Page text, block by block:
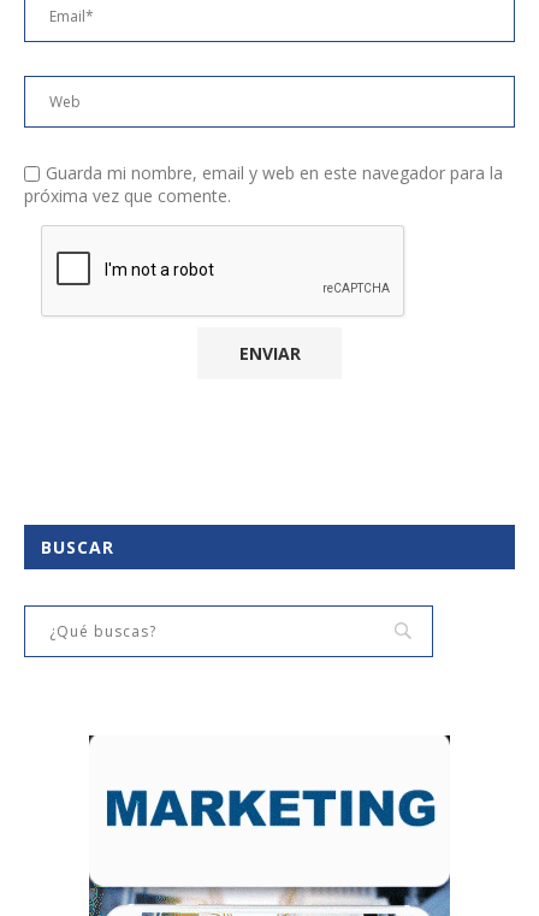
Guarda mi nombre, email y web en este navegador para la
próxima vez que comente.
BUSCAR